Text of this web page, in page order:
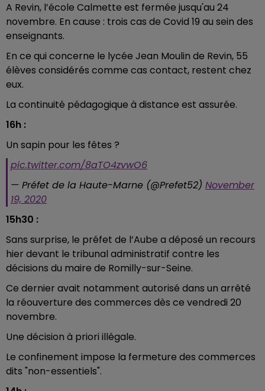
A Revin, l’école Calmette est fermée jusqu'au 24
novembre. En cause : trois cas de Covid 19 au sein des
enseignants.
En ce qui concerne le lycée Jean Moulin de Revin, 55
élèves considérés comme cas contact, restent chez
eux.
La continuité pédagogique à distance est assurée.
16h :
Un sapin pour les fêtes ?
pic.twitter.com/8aTO4zvwO6
— Préfet de la Haute-Marne (@Prefet52) November
19, 2020
15h30 :
Sans surprise, le préfet de l’Aube a déposé un recours
hier devant le tribunal administratif contre les
décisions du maire de Romilly-sur-Seine.
Ce dernier avait notamment autorisé dans un arrêté
la réouverture des commerces dès ce vendredi 20
novembre.
Une décision à priori illégale.
Le confinement impose la fermeture des commerces
dits "non-essentiels".